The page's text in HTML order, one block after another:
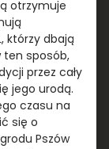
otrzymuje
którzy dbają
ten sposób,
przez cały
jego urodą.
czasu na
się o
Pszów